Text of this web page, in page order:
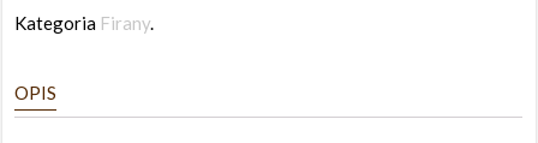
Kategoria Firany
OPIS